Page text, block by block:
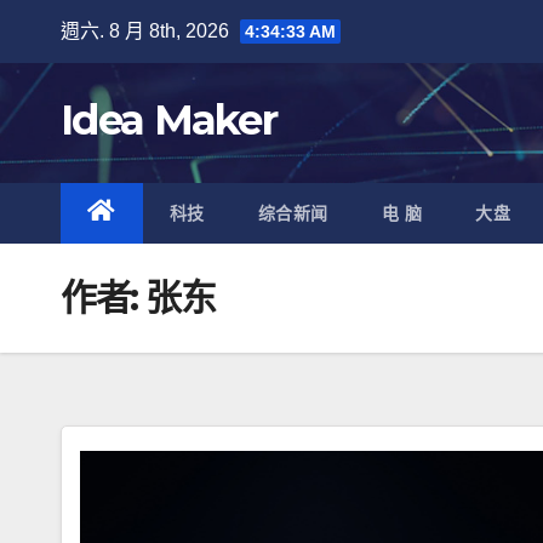
content
週六. 8 月 8th, 2026 4:34:34 AM
Idea Maker
科技 综合新闻 电 脑 大盘
作者: 张东